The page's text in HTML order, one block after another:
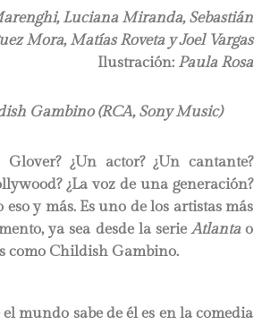
Luciana Miranda, Sebastián
Mora, Matías Roveta yJoel Vargas
Ilustración: Paula Rosa
Gambino (RCA, Sony Music)
¿Un actor? ¿Un cantante?
¿La voz de una generación?
eso y más. Es uno de los artistas más
ya sea desde la serieAtlantao
como Childish Gambino.
mundo sabe de él es en la comedia